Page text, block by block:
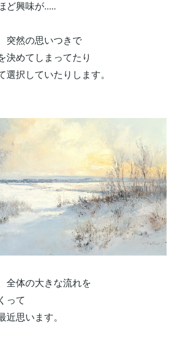
ど興味が.....
突然の思いつきで
決めてしまってたり
選択していたりします。
全体の大きな流れを
って
思います。